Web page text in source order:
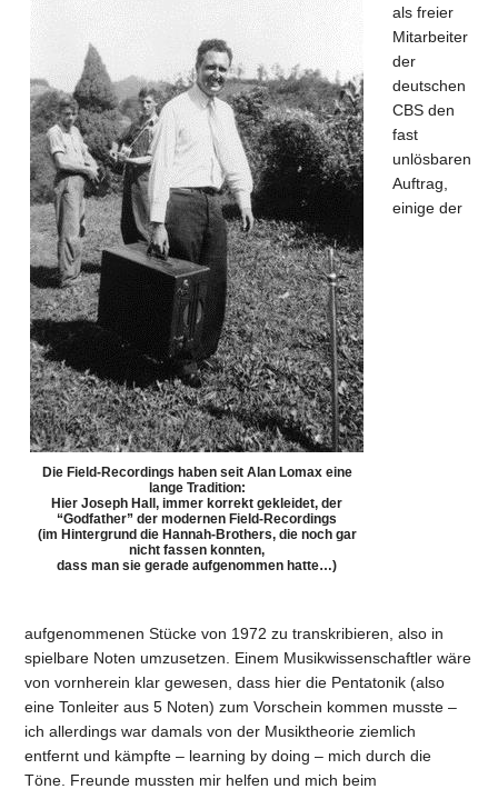
Die Field-Recordings haben seit Alan Lomax eine
lange Tradition:
Hier Joseph Hall, immer korrekt gekleidet, der
“Godfather” der modernen Field-Recordings
(im Hintergrund die Hannah-Brothers, die noch gar
nicht fassen konnten,
dass man sie gerade aufgenommen hatte…)
als freier
Mitarbeiter
der
deutschen
CBS den
fast
unlösbaren
Auftrag,
einige der
aufgenommenen Stücke von 1972 zu transkribieren, also in
spielbare Noten umzusetzen. Einem Musikwissenschaftler wäre
von vornherein klar gewesen, dass hier die Pentatonik (also
eine Tonleiter aus 5 Noten) zum Vorschein kommen musste –
ich allerdings war damals von der Musiktheorie ziemlich
entfernt und kämpfte – learning by doing – mich durch die
Töne. Freunde mussten mir helfen und mich beim